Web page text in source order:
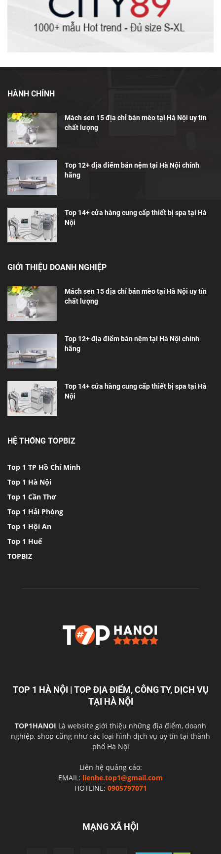
HÀNH CHÍNH
Mách sen 15 địa chỉ bán mèo tại Hà Nội uy tín
chất lượng
Top 12+ địa điểm bán nệm tại Hà Nội chính
hãng
Top 14+ cửa hàng cung cấp thiết bị spa tại Hà
Nội
GIỚI THIỆU DOANH NGHIỆP
Mách sen 15 địa chỉ bán mèo tại Hà Nội uy tín
chất lượng
Top 12+ địa điểm bán nệm tại Hà Nội chính
hãng
Top 14+ cửa hàng cung cấp thiết bị spa tại Hà
Nội
HỆ THỐNG TOPBIZ
Top 1 TP Hồ Chí Minh
Top 1 Hà Nội
Top 1 Cần Thơ
Top 1 Hải Phòng
Top 1 Hội An
Top 1 Huế
TOPBIZ
TOP 1 HÀ NỘI | TOP ĐỊA ĐIỂM, CÔNG TY, DỊCH VỤ
TẠI HÀ NỘI
TOP1HANOI Là website giới thiệu những địa điểm, doanh
nghiệp, shop cũng như các loại hình dịch vụ uy tín tại thành
phố Hà Nội
Liên hệ quảng cáo:
EMAIL: lienhe.top1@gmail.com
HOTLINE: 0905797071
MẠNG XÃ HỘI